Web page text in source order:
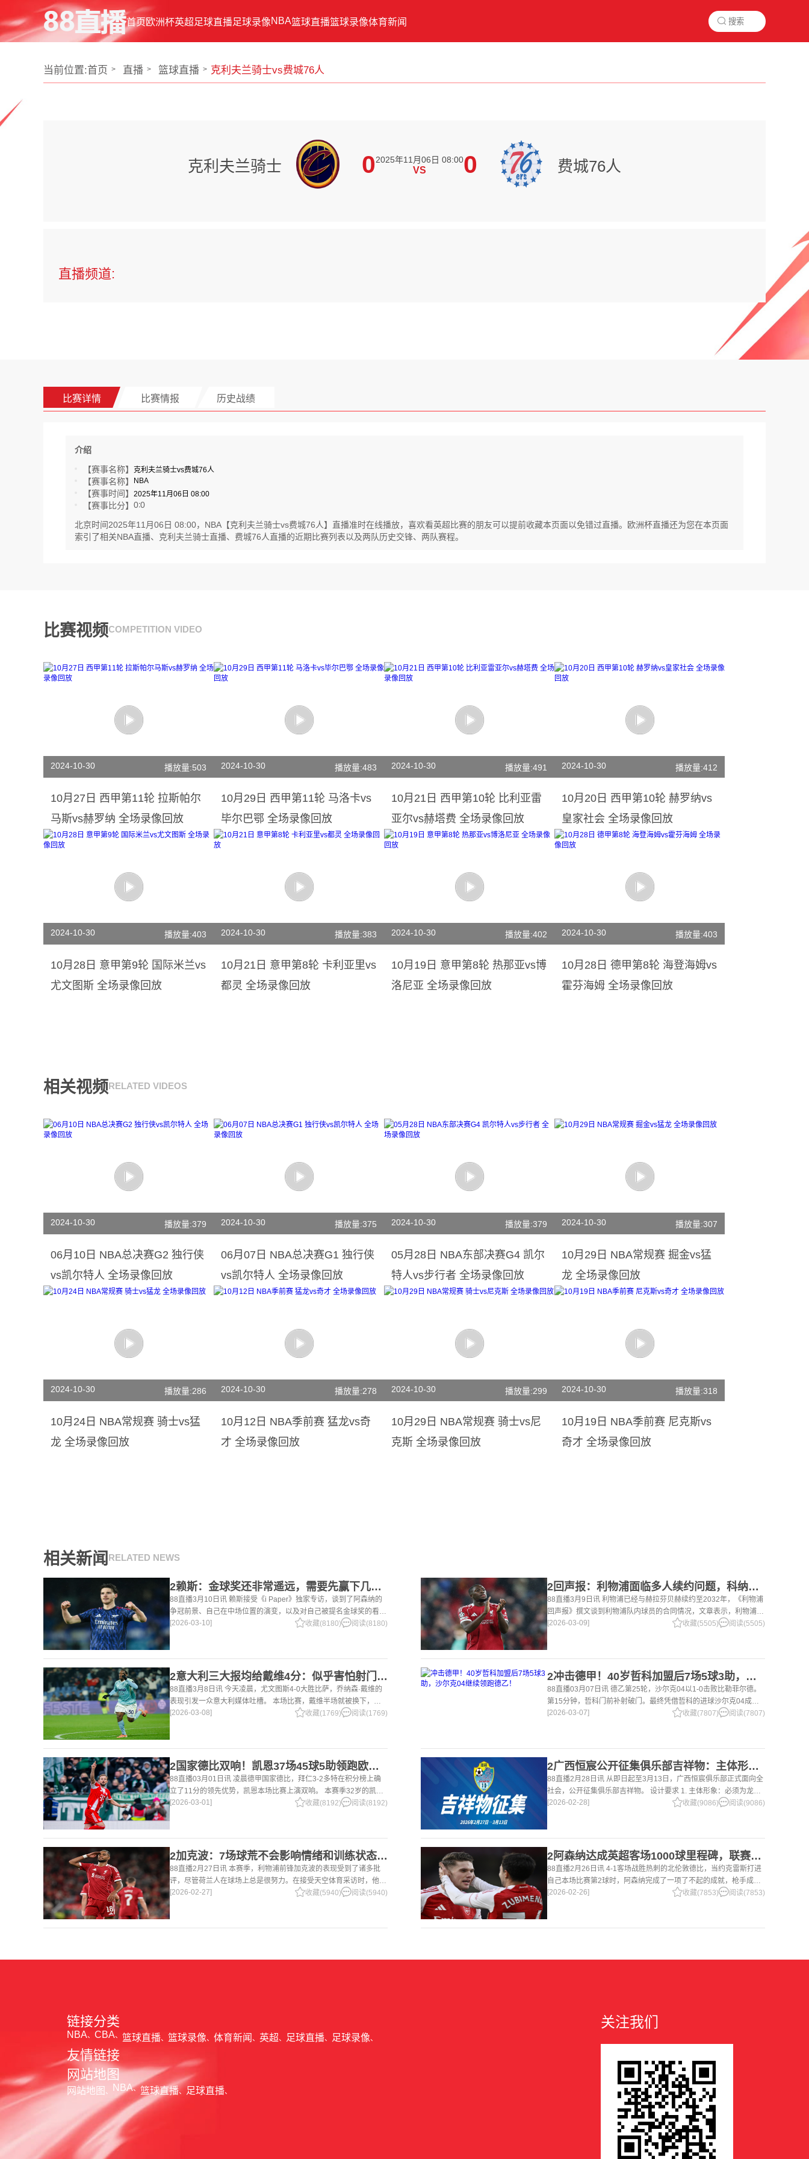
首页欧洲杯英超足球直播足球录像NBA篮球直播篮球录像体育新闻 
当前位置:首页 直播 篮球直播 克利夫兰骑士vs费城76人
克利夫兰骑士 02025年11月06日 08:00
VS 0 费城76人
直播频道:
比赛详情 比赛情报 历史战绩
介绍
【赛事名称】 克利夫兰骑士vs费城76人
【赛事名称】 NBA
【赛事时间】 2025年11月06日 08:00
【赛事比分】 0:0
北京时间2025年11月06日 08:00，NBA【克利夫兰骑士vs费城76人】直播准时在线播放，喜欢看英超比赛的朋友可以提前收藏本页面以免错过直播。欧洲杯直播还为您在本页面
索引了相关NBA直播、克利夫兰骑士直播、费城76人直播的近期比赛列表以及两队历史交锋、两队赛程。
比赛视频COMPETITION VIDEO
2024-10-30 播放量:503
10月27日 西甲第11轮 拉斯帕尔
马斯vs赫罗纳 全场录像回放
2024-10-30 播放量:483
10月29日 西甲第11轮 马洛卡vs
毕尔巴鄂 全场录像回放
2024-10-30 播放量:491
10月21日 西甲第10轮 比利亚雷
亚尔vs赫塔费 全场录像回放
2024-10-30 播放量:412
10月20日 西甲第10轮 赫罗纳vs
皇家社会 全场录像回放
2024-10-30 播放量:403
10月28日 意甲第9轮 国际米兰vs
尤文图斯 全场录像回放
2024-10-30 播放量:383
10月21日 意甲第8轮 卡利亚里vs
都灵 全场录像回放
2024-10-30 播放量:402
10月19日 意甲第8轮 热那亚vs博
洛尼亚 全场录像回放
2024-10-30 播放量:403
10月28日 德甲第8轮 海登海姆vs
霍芬海姆 全场录像回放
相关视频RELATED VIDEOS
2024-10-30 播放量:379
06月10日 NBA总决赛G2 独行侠
vs凯尔特人 全场录像回放
2024-10-30 播放量:375
06月07日 NBA总决赛G1 独行侠
vs凯尔特人 全场录像回放
2024-10-30 播放量:379
05月28日 NBA东部决赛G4 凯尔
特人vs步行者 全场录像回放
2024-10-30 播放量:307
10月29日 NBA常规赛 掘金vs猛
龙 全场录像回放
2024-10-30 播放量:286
10月24日 NBA常规赛 骑士vs猛
龙 全场录像回放
2024-10-30 播放量:278
10月12日 NBA季前赛 猛龙vs奇
才 全场录像回放
2024-10-30 播放量:299
10月29日 NBA常规赛 骑士vs尼
克斯 全场录像回放
2024-10-30 播放量:318
10月19日 NBA季前赛 尼克斯vs
奇才 全场录像回放
相关新闻 RELATED NEWS
2赖斯：金球奖还非常遥远，需要先赢下几个奖杯，专注当下好好踢球
88直播3月10日讯 赖斯接受《i Paper》独家专访，谈到了阿森纳的
争冠前景、自己在中场位置的演变，以及对自己被提名金球奖的看
法。 任意球 赖斯：“我们有一项非常擅长的技能——这背后付出了巨
[2026-03-10] 收藏(8180) 阅读(8180)
2回声报：利物浦面临多人续约问题，科纳特、罗伯逊合同今夏到期
88直播3月9日讯 利物浦已经与赫拉芬贝赫续约至2032年，《利物浦
回声报》撰文谈到利物浦队内球员的合同情况，文章表示，利物浦多
位球员面临合同问题。 对于利物浦来说，科纳特的合同将在本赛季
[2026-03-09] 收藏(5505) 阅读(5505)
2意大利三大报均给戴维4分：似乎害怕射门，每次触球球迷都叹息
88直播3月8日讯 今天凌晨，尤文图斯4-0大胜比萨，乔纳森·戴维的
表现引发一众意大利媒体吐槽。 本场比赛，戴维半场就被换下，赛
后，《米兰体育报》、《罗马体育报》和《都灵体育报》三大报都给
[2026-03-08] 收藏(1769) 阅读(1769)
2冲击德甲！40岁哲科加盟后7场5球3助，沙尔克04继续领跑德乙！
88直播03月07日讯 德乙第25轮，沙尔克04以1-0击败比勒菲尔德。
第15分钟，哲科门前补射破门。最终凭借哲科的进球沙尔克04成功
拿到3分，继续领跑德乙。 哲科还有10天将迎来自己40岁生日，在
[2026-03-07] 收藏(7807) 阅读(7807)
2国家德比双响！凯恩37场45球5助领跑欧洲金靴，32岁保持赛季全勤
88直播03月01日讯 凌晨德甲国家德比，拜仁3-2多特在积分榜上确
立了11分的领先优势，凯恩本场比赛上演双响。 本赛季32岁的凯恩
仍然保持着超高的效率，在到目前为止保持全勤，出战37场比赛，狂
[2026-03-01] 收藏(8192) 阅读(8192)
2广西恒宸公开征集俱乐部吉祥物：主体形象必须为龙
88直播2月28日讯 从即日起至3月13日，广西恒宸俱乐部正式面向全
社会，公开征集俱乐部吉祥物。 设计要求 1. 主体形象：必须为龙。
龙，是中华民族的精神图腾，象征着力量、进取与好运。在广西，这
[2026-02-28] 收藏(9086) 阅读(9086)
2加克波：7场球荒不会影响情绪和训练状态 利物浦如今已不容有失
88直播2月27日讯 本赛季，利物浦前锋加克波的表现受到了诸多批
评，尽管荷兰人在球场上总是很努力。在接受天空体育采访时，他谈
论了诸多话题。 关于球队对赛季目前情况的看法 这是一个很好的问
[2026-02-27] 收藏(5940) 阅读(5940)
2阿森纳达成英超客场1000球里程碑，联赛历史仅次于曼联的1063球
88直播2月26日讯 4-1客场战胜热刺的北伦敦德比，当约克雷斯打进
自己本场比赛第2球时，阿森纳完成了一项了不起的成就，枪手成为
英超历史第2支在客场打进1000球的球队，仅次于曼联的1063球。
[2026-02-26] 收藏(7853) 阅读(7853)
链接分类
NBA CBA 篮球直播 篮球录像 体育新闻 英超 足球直播 足球录像
友情链接
网站地图
网站地图 NBA 篮球直播 足球直播
关注我们